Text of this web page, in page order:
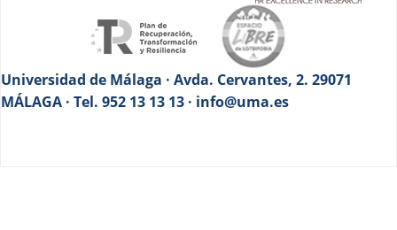
Universidad de Málaga · Avda. Cervantes, 2. 29071
MÁLAGA · Tel. 952 13 13 13 · info@uma.es